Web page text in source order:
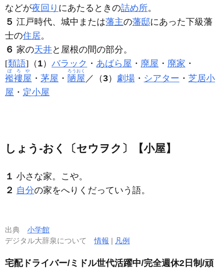
などが夜回り にあたるときの詰め所。
５ 江戸時代、城中または藩主の藩邸にあった下級藩
士の住居。
６ 家の天井と屋根の間の部分。
[類語]（ 1） バラック ・ あばら屋 ・ 廃屋 ・ 廃家 ・
襤褸屋
ぼろや
・ 茅屋 ・ 陋屋
ろうおく
／（3） 劇場 ・ シアター ・ 芝居小
屋 ・ 定小屋
しょう‐おく〔セウヲク〕【小屋】
１ 小さな家。こや。
２ 自分の家をへりくだっていう語。
出典 小学館
デジタル大辞泉について情報 | 凡例
宅配ドライバー/ミドル世代活躍中/完全週休2日制/頑